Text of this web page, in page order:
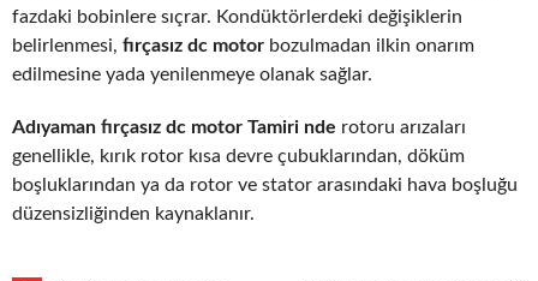
fazdaki bobinlere sıçrar. Kondüktörlerdeki değişiklerin
belirlenmesi, fırçasız dc motor bozulmadan ilkin onarım
edilmesine yada yenilenmeye olanak sağlar.
Adıyaman fırçasız dc motor Tamiri nde rotoru arızaları
genellikle, kırık rotor kısa devre çubuklarından, döküm
boşluklarından ya da rotor ve stator arasındaki hava boşluğu
düzensizliğinden kaynaklanır.